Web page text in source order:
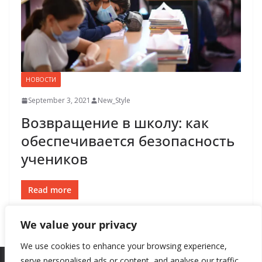
We value your privacy
We use cookies to enhance your browsing experience,
НОВОСТИ
September 3, 2021 New_Style
Возвращение в школу: как
обеспечивается безопасность
учеников
Read more